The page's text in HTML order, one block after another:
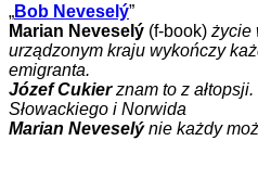
„Bob Neveselý”
Marian Neveselý (f-book) życie
urządzonym kraju wykończy
emigranta.
Józef Cukierznam to z
Słowackiego i Norwida
Marian Neveselýnie każdy